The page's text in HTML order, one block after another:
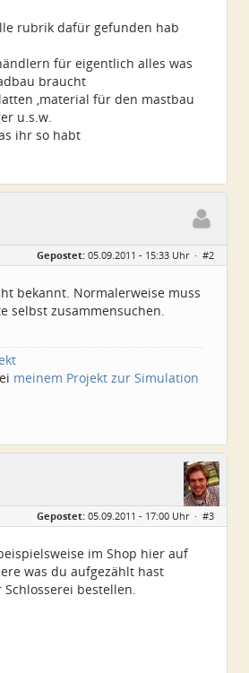
rubrik dafür gefunden hab
für eigentlich alles was
braucht
,material für den mastbau
u.s.w.
ihr so habt
Gepostet: 05.09.2011 - 15:33 Uhr · #2
bekannt. Normalerweise muss
selbst zusammensuchen.
meinem Projekt zur Simulation
Gepostet: 05.09.2011 - 17:00 Uhr · #3
im Shop hier auf
was du aufgezählt hast
bestellen.